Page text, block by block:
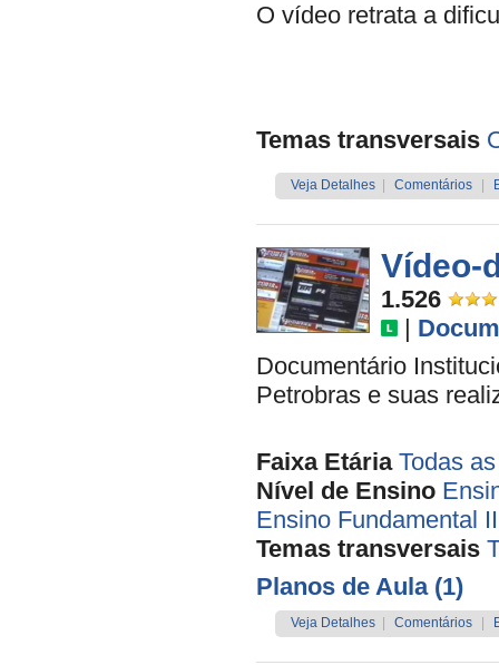
O vídeo retrata a
Temas transversais
Veja Detalhes Comentários
Vídeo-
1.526
|
Documentário
Petrobras e suas
Faixa Etária Todas
Nível de Ensino
Ensino Fundamental II
Temas transversais
Planos de Aula (1)
Veja Detalhes Comentários